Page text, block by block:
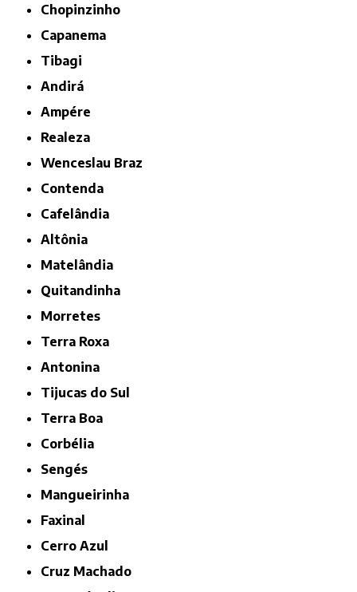
Chopinzinho
Capanema
Tibagi
Andirá
Ampére
Realeza
Wenceslau Braz
Contenda
Cafelândia
Altônia
Matelândia
Quitandinha
Morretes
Terra Roxa
Antonina
Tijucas do Sul
Terra Boa
Corbélia
Sengés
Mangueirinha
Faxinal
Cerro Azul
Cruz Machado